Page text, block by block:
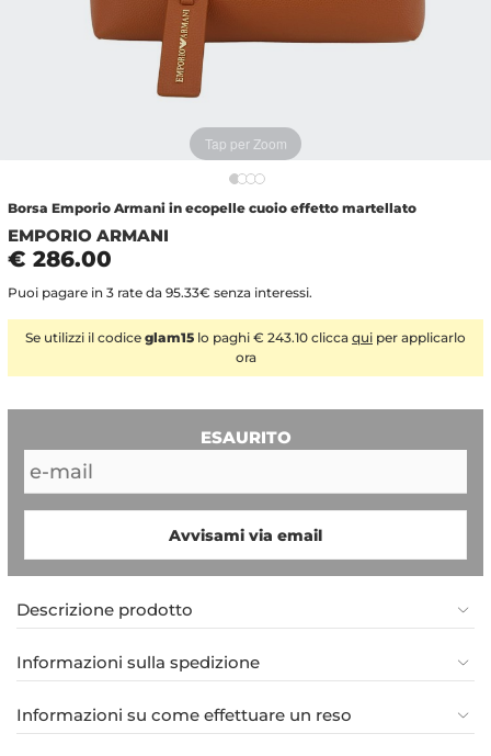
Tap per Zoom
Borsa Emporio Armani in ecopelle cuoio effetto martellato
EMPORIO ARMANI
€ 286.00
Puoi pagare in 3 rate da 95.33€ senza interessi.
Se utilizzi il codice glam15 lo paghi € 243.10 clicca qui per applicarlo
ora
ESAURITO
Avvisami via email
Descrizione prodotto
Informazioni sulla spedizione
Informazioni su come effettuare un reso